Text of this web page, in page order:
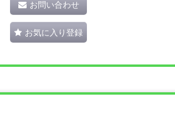
お問い合わせ
お気に入り登録